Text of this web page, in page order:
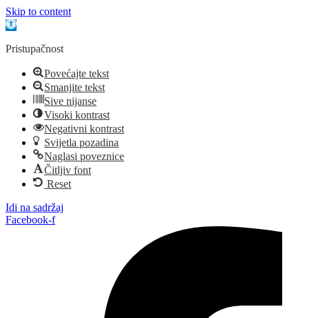
Skip to content
Open toolbar
Pristupačnost
Povećajte tekst
Smanjite tekst
Sive nijanse
Visoki kontrast
Negativni kontrast
Svijetla pozadina
Naglasi poveznice
Čitljiv font
Reset
Idi na sadržaj
Facebook-f